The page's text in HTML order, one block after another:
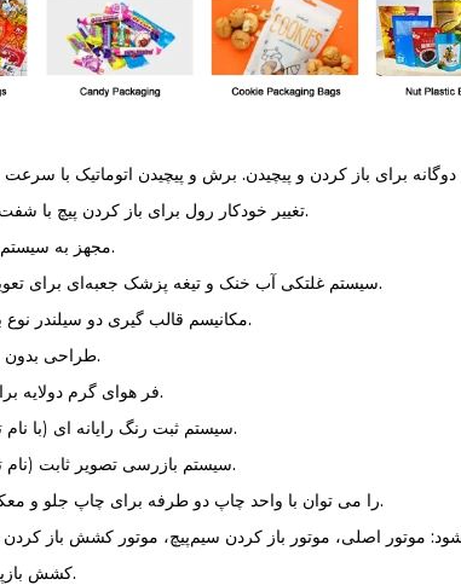
· تغییر خودکار رول برای باز کردن پیچ با شفت‌های دوبل بادی.
· مجهز به سیستم خنک کننده هوا.
· سیستم غلتکی آب خنک و تیغه پزشک جعبه‌ای برای تعویض سریع ابزار.
· مکانیسم قالب گیری دو سیلندر نوع بازوی چرخشی.
· طراحی بدون شفت پنوماتیک.
· فر هوای گرم دولایه برای خشک کردن.
· سیستم ثبت رنگ رایانه ای (با نام تجاری اختیاری).
· سیستم بازرسی تصویر ثابت (نام تجاری اختیاری).
· را می توان با واحد چاپ دو طرفه برای چاپ جلو و معکوس نصب کرد.
کشش بازپیچ و موتور بازپیچ.